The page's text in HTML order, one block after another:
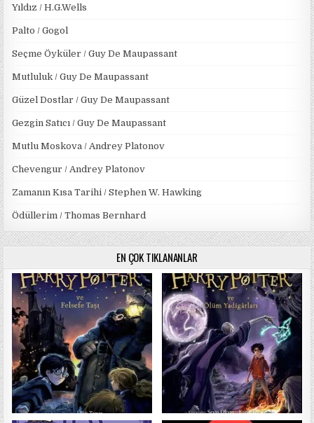
Yıldız / H.G.Wells
Palto / Gogol
Seçme Öyküler / Guy De Maupassant
Mutluluk / Guy De Maupassant
Güzel Dostlar / Guy De Maupassant
Gezgin Satıcı / Guy De Maupassant
Mutlu Moskova / Andrey Platonov
Chevengur / Andrey Platonov
Zamanın Kısa Tarihi / Stephen W. Hawking
Ödüllerim / Thomas Bernhard
EN ÇOK TIKLANANLAR